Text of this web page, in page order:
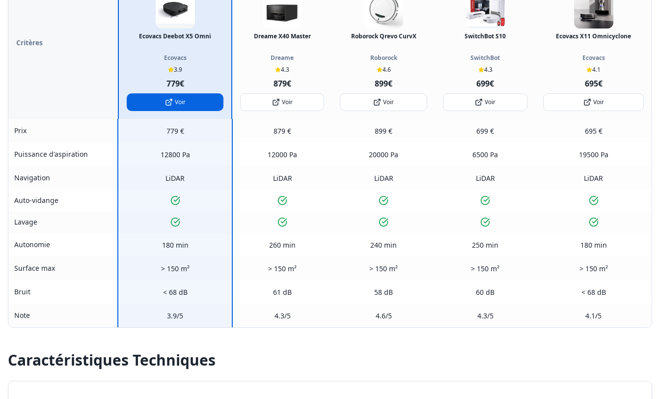
Critères
Ecovacs Deebot X5 Omni
Ecovacs
3.9
779€
Voir
Dreame X40 Master
Dreame
4.3
879€
Voir
Roborock Qrevo CurvX
Roborock
4.6
899€
Voir
SwitchBot S10
SwitchBot
4.3
699€
Voir
Ecovacs X11 Omnicyclone
Ecovacs
4.1
695€
Voir
Prix 779 € 879 € 899 € 699 € 695 €
Puissance d'aspiration 12800 Pa 12000 Pa 20000 Pa 6500 Pa 19500 Pa
Navigation LiDAR LiDAR LiDAR LiDAR LiDAR
Auto-vidange
Lavage
Autonomie 180 min 260 min 240 min 250 min 180 min
Surface max > 150 m² > 150 m² > 150 m² > 150 m² > 150 m²
Bruit < 68 dB 61 dB 58 dB 60 dB < 68 dB
Note 3.9/5 4.3/5 4.6/5 4.3/5 4.1/5
Caractéristiques Techniques